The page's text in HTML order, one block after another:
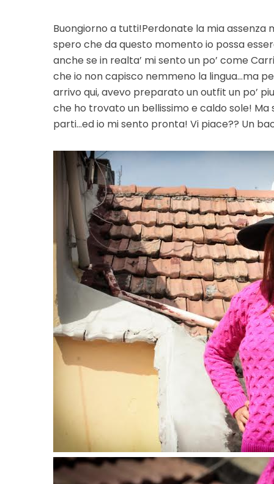
Buongiorno a tutti!Perdonate la mia
spero che da questo momento io possa
anche se in realta’ mi sento un po’ come
che io non capisco nemmeno la lingua…ma
arrivo qui, avevo preparato un outfit un po’
che ho trovato un bellissimo e caldo sole! Ma
parti…ed io mi sento pronta! Vi piace?? Un